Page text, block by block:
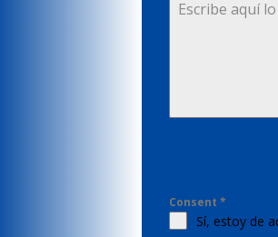
Consent *
Sí, estoy de